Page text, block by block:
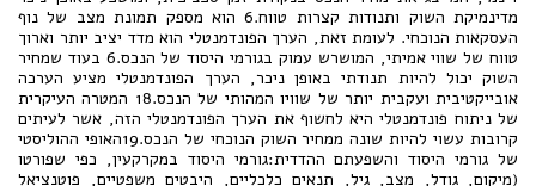
מדינמיקת השוק ותנודות קצרות טווח.6 הוא מספק תמונת מצב של נוף
העסקאות הנוכחי. לעומת זאת, הערך הפונדמנטלי הוא מדד יציב יותר וארוך
טווח של שווי אמיתי, המושרש עמוק בגורמי היסוד של הנכס.6 בעוד שמחיר
השוק יכול להיות תנודתי באופן ניכר, הערך הפונדמנטלי מציע הערכה
אובייקטיבית ועקבית יותר של שוויו המהותי של הנכס.18 המטרה העיקרית
של ניתוח פונדמנטלי היא לחשוף את הערך הפונדמנטלי הזה, אשר לעיתים
קרובות עשוי להיות שונה ממחיר השוק הנוכחי של הנכס.19האופי ההוליסטי
של גורמי היסוד והשפעתם ההדדית:גורמי היסוד במקרקעין, כפי שפורטו
(מיקום, גודל, מצב, גיל, תנאים כלכליים, היבטים משפטיים, פוטנציאל